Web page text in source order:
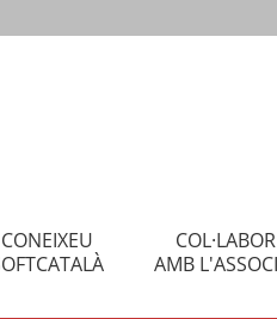
CONEIXEU
AMB